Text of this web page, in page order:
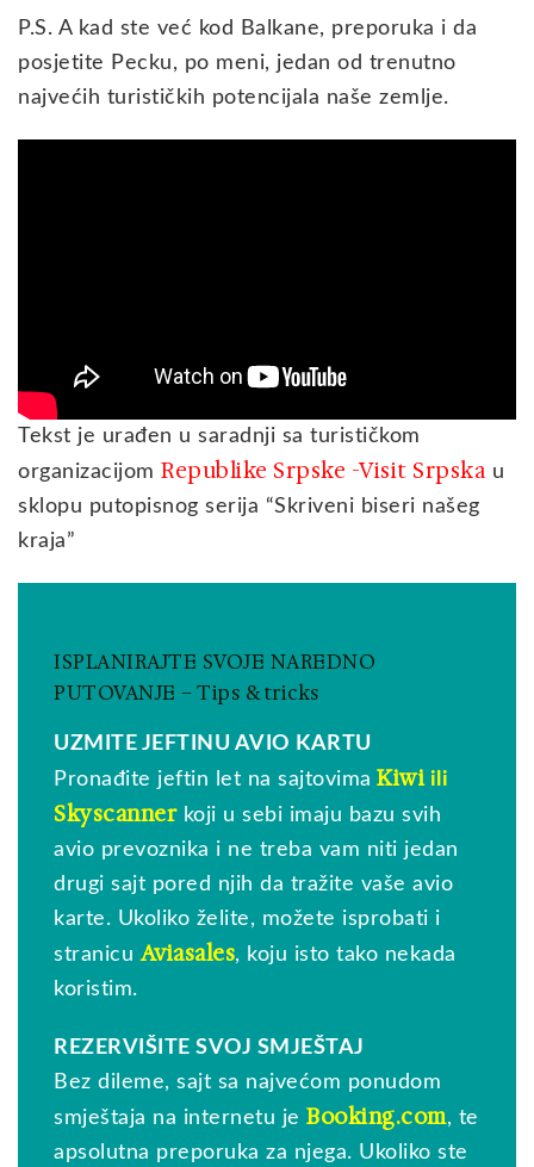
P.S. A kad ste već kod Balkane, preporuka i da
posjetite Pecku, po meni, jedan od trenutno
najvećih turističkih potencijala naše zemlje.
Tekst je urađen u saradnji sa turističkom
organizacijom Republike Srpske -Visit Srpskau
sklopu putopisnog serija “Skriveni biseri našeg
kraja”
ISPLANIRAJTE SVOJE NAREDNO
PUTOVANJE – Tips & tricks
UZMITE JEFTINU AVIO KARTU
Pronađite jeftin let na sajtovima Kiwi ili
Skyscannerkoji u sebi imaju bazu svih
avio prevoznika i ne treba vam niti jedan
drugi sajt pored njih da tražite vaše avio
karte. Ukoliko želite, možete isprobati i
stranicuAviasales, koju isto tako nekada
koristim.
REZERVIŠITE SVOJ SMJEŠTAJ
Bez dileme, sajt sa najvećom ponudom
smještaja na internetu je Booking.com, te
apsolutna preporuka za njega. Ukoliko ste